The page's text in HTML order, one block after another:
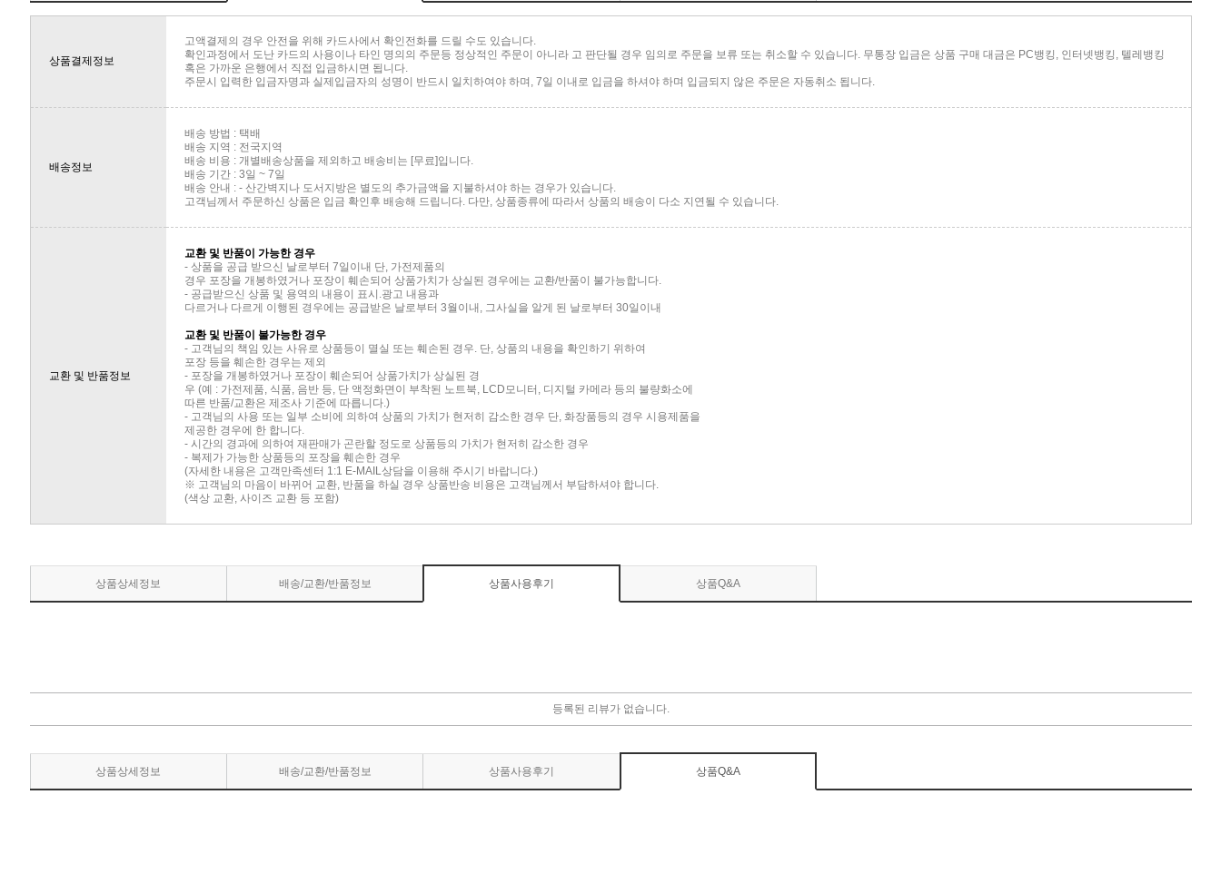
상품결제정보
고액결제의 경우 안전을 위해 카드사에서 확인전화를 드릴 수도 있습니다.
확인과정에서 도난 카드의 사용이나 타인 명의의 주문등 정상적인 주문이 아니라 고 판단될 경우 임의로 주문을 보류 또는 취소할 수 있습니다. 무통장 입금은 상품 구매 대금은 PC뱅킹, 인터넷뱅킹, 텔레뱅킹
혹은 가까운 은행에서 직접 입금하시면 됩니다.
주문시 입력한 입금자명과 실제입금자의 성명이 반드시 일치하여야 하며, 7일 이내로 입금을 하셔야 하며 입금되지 않은 주문은 자동취소 됩니다.
배송정보
배송 방법 : 택배
배송 지역 : 전국지역
배송 비용 : 개별배송상품을 제외하고 배송비는 [무료]입니다.
배송 기간 : 3일 ~ 7일
배송 안내 : - 산간벽지나 도서지방은 별도의 추가금액을 지불하셔야 하는 경우가 있습니다.
고객님께서 주문하신 상품은 입금 확인후 배송해 드립니다. 다만, 상품종류에 따라서 상품의 배송이 다소 지연될 수 있습니다.
교환 및 반품정보
교환 및 반품이 가능한 경우
- 상품을 공급 받으신 날로부터 7일이내 단, 가전제품의
경우 포장을 개봉하였거나 포장이 훼손되어 상품가치가 상실된 경우에는 교환/반품이 불가능합니다.
- 공급받으신 상품 및 용역의 내용이 표시.광고 내용과
다르거나 다르게 이행된 경우에는 공급받은 날로부터 3월이내, 그사실을 알게 된 날로부터 30일이내
교환 및 반품이 불가능한 경우
- 고객님의 책임 있는 사유로 상품등이 멸실 또는 훼손된 경우. 단, 상품의 내용을 확인하기 위하여
포장 등을 훼손한 경우는 제외
- 포장을 개봉하였거나 포장이 훼손되어 상품가치가 상실된 경
우 (예 : 가전제품, 식품, 음반 등, 단 액정화면이 부착된 노트북, LCD모니터, 디지털 카메라 등의 불량화소에
따른 반품/교환은 제조사 기준에 따릅니다.)
- 고객님의 사용 또는 일부 소비에 의하여 상품의 가치가 현저히 감소한 경우 단, 화장품등의 경우 시용제품을
제공한 경우에 한 합니다.
- 시간의 경과에 의하여 재판매가 곤란할 정도로 상품등의 가치가 현저히 감소한 경우
- 복제가 가능한 상품등의 포장을 훼손한 경우
(자세한 내용은 고객만족센터 1:1 E-MAIL상담을 이용해 주시기 바랍니다.)
※ 고객님의 마음이 바뀌어 교환, 반품을 하실 경우 상품반송 비용은 고객님께서 부담하셔야 합니다.
(색상 교환, 사이즈 교환 등 포함)
상품상세정보 배송/교환/반품정보 상품사용후기 상품Q&A
등록된 리뷰가 없습니다.
상품상세정보 배송/교환/반품정보 상품사용후기 상품Q&A